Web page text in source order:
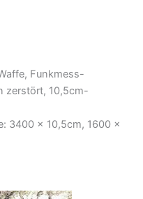
Funkmess-
zerstört, 10,5cm-
3400 x 10,5cm, 1600 x